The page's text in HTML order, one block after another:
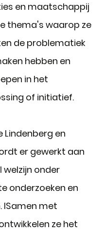
en maatschappij
thema's waarop ze
de problematiek
hebben en
in het
of initiatief.
Lindenberg en
er gewerkt aan
onder
onderzoeken en
ISamen met
ze het